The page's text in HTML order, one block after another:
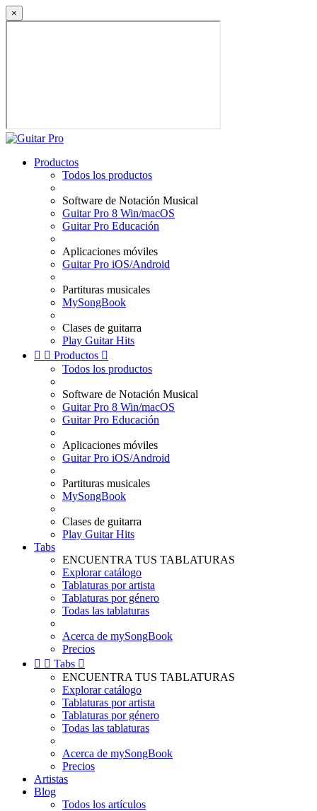
×
Productos
Todos los productos
Software de Notación Musical
Guitar Pro 8 Win/macOS
Guitar Pro Educación
Aplicaciones móviles
Guitar Pro iOS/Android
Partituras musicales
MySongBook
Clases de guitarra
Play Guitar Hits
  Productos 
Todos los productos
Software de Notación Musical
Guitar Pro 8 Win/macOS
Guitar Pro Educación
Aplicaciones móviles
Guitar Pro iOS/Android
Partituras musicales
MySongBook
Clases de guitarra
Play Guitar Hits
Tabs
ENCUENTRA TUS TABLATURAS
Explorar catálogo
Tablaturas por artista
Tablaturas por género
Todas las tablaturas
Acerca de mySongBook
Precios
  Tabs 
ENCUENTRA TUS TABLATURAS
Explorar catálogo
Tablaturas por artista
Tablaturas por género
Todas las tablaturas
Acerca de mySongBook
Precios
Artistas
Blog
Todos los artículos